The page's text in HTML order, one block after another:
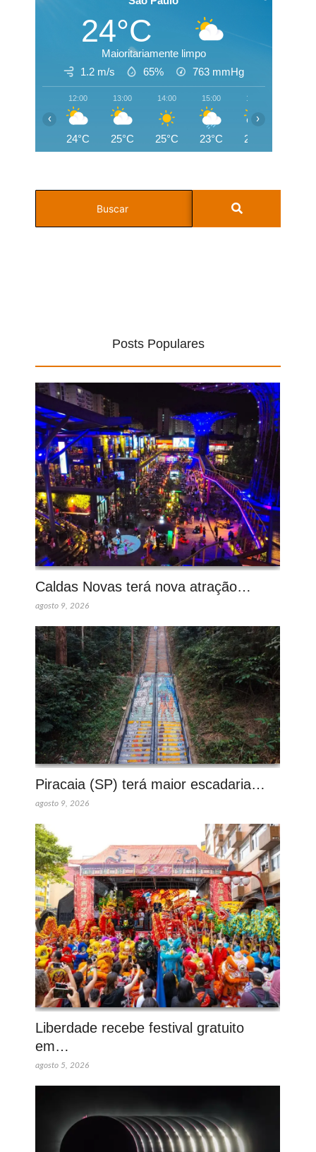
24°C
Maioritariamente limpo
1.2 m/s
65% 763 mmHg
12:00
24°C
13:00
25°C
14:00
25°C
15:00
23°C
16:00
20°C
‹ ›
Posts Populares
Caldas Novas terá nova atração…
agosto 9, 2026
Piracaia (SP) terá maior escadaria…
agosto 9, 2026
Liberdade recebe festival gratuito
em…
agosto 5, 2026